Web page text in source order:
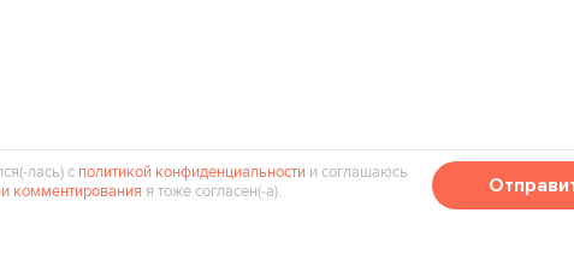
с политикой конфиденциальности и соглашаюсь
комментирования я тоже согласен(‑а).